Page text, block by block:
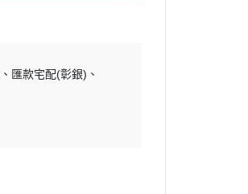
匯款宅配(彰銀)